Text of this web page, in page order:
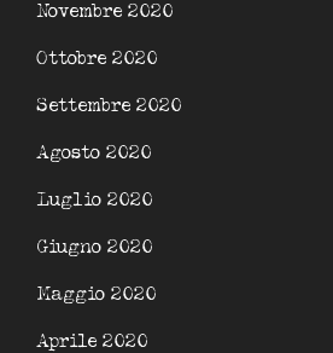
Novembre 2020
Ottobre 2020
Settembre 2020
Agosto 2020
Luglio 2020
Giugno 2020
Maggio 2020
Aprile 2020